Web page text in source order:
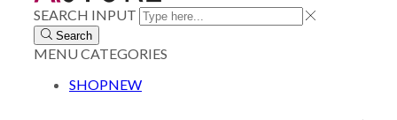
SEARCH INPUT
Search
MENUCATEGORIES
SHOPNEW